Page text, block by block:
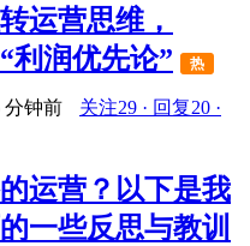
运营思维，
利润优先论”
热
分钟前
关注29 · 回复20 ·
运营？以下是我
一些反思与教训